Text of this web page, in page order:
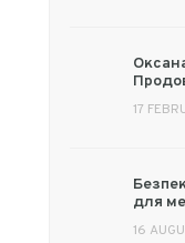
17
для
16